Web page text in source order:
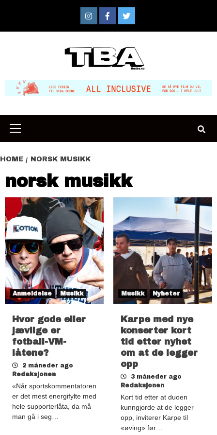
content
InstagramFacebook
Twitter
Primary
Menu
HOME NORSK MUSIKK
norsk musikk
Anmeldelse Musikk
Hvor gode eller
jævlige er
fotball-VM-
låtene?
2 måneder ago
Redaksjonen
«Når sportskommentatoren
er det mest energifylte med
hele supporterlåta, da må
man gå i seg…
Musikk Nyheter
Karpe med nye
konserter kort
tid etter nyhet
om at de legger
opp
3 måneder ago
Redaksjonen
Kort tid etter at duoen
kunngjorde at de legger
opp, inviterer Karpe til
«øving» før…